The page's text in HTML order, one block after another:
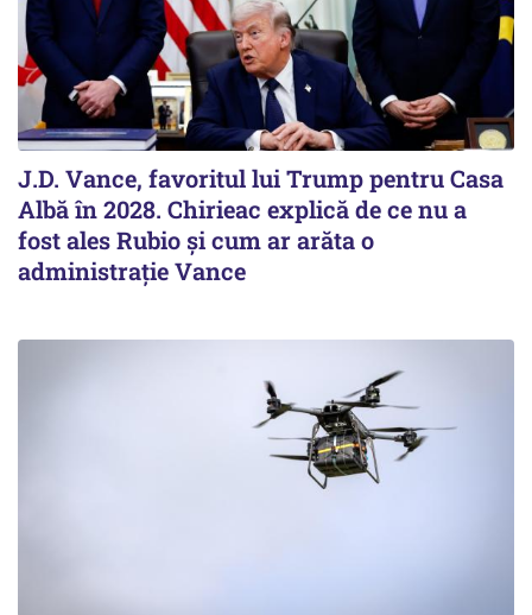
J.D. Vance, favoritul lui Trump pentru Casa
Albă în 2028. Chirieac explică de ce nu a
fost ales Rubio și cum ar arăta o
administrație Vance